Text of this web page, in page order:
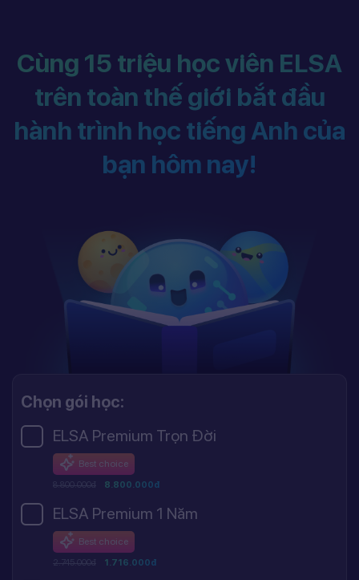
Cùng 15 triệu học viên ELSA
trên toàn thế giới bắt đầu
hành trình học tiếng Anh của
bạn hôm nay!
Chọn gói học:
ELSA Premium Trọn Đời
Best choice
8.800.000đ 8.800.000đ
ELSA Premium 1 Năm
Best choice
2.745.000đ 1.716.000đ